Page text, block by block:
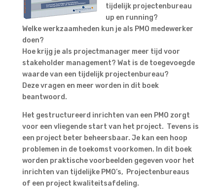
tijdelijk projectenbureau
up en running?
Welke werkzaamheden kun je als PMO medewerker
doen?
Hoe krijg je als projectmanager meer tijd voor
stakeholder management? Wat is de toegevoegde
waarde van een tijdelijk projectenbureau?
Deze vragen en meer worden in dit boek
beantwoord.
Het gestructureerd inrichten van een PMO zorgt
voor een vliegende start van het project. Tevens is
een project beter beheersbaar. Je kan een hoop
problemen in de toekomst voorkomen. In dit boek
worden praktische voorbeelden gegeven voor het
inrichten van tijdelijke PMO’s, Projectenbureaus
of een project kwaliteitsafdeling.